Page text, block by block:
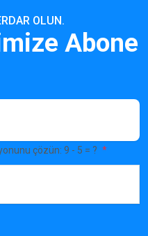
OLUN.
Abone
çözün: 9 - 5 = ?